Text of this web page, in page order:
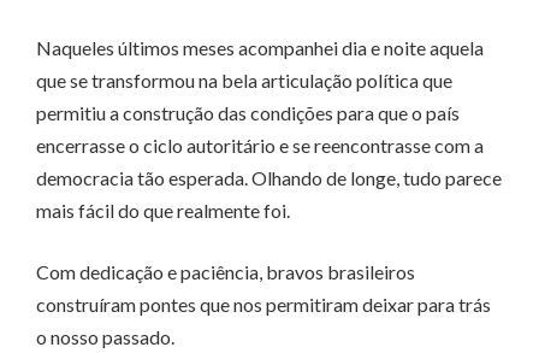
Naqueles últimos meses acompanhei dia e noite aquela
que se transformou na bela articulação política que
permitiu a construção das condições para que o país
encerrasse o ciclo autoritário e se reencontrasse com a
democracia tão esperada. Olhando de longe, tudo parece
mais fácil do que realmente foi.
Com dedicação e paciência, bravos brasileiros
construíram pontes que nos permitiram deixar para trás
o nosso passado.